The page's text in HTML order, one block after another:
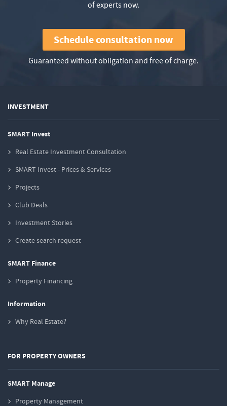
of experts now.
Schedule consultation now
Guaranteed without obligation and free of charge.
INVESTMENT
SMART Invest
Real Estate Investment Consultation
SMART Invest - Prices & Services
Projects
Club Deals
Investment Stories
Create search request
SMART Finance
Property Financing
Information
Why Real Estate?
FOR PROPERTY OWNERS
SMART Manage
Property Management